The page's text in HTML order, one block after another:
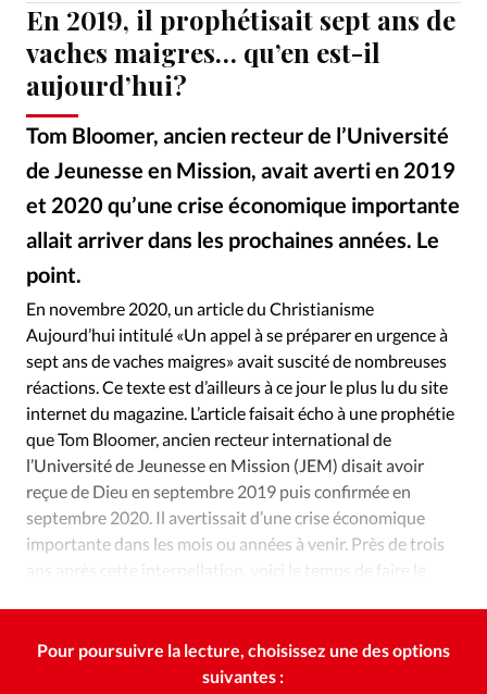
Tous les articles
Faire un don
Emploi
Se connecter
Édition: Internationale
Devise:
RUBRIQUES
Tous les articles
Actualité internationale
Chronique
Dossier
Eglises Foi Génération réveil
Monde
Opinions
Publireportage
Relations Aujourd'hui
Société
Tour du monde des Eglises
Trait d'Ixène
Vécu
Vie Intérieure
En 2019, il prophétisait sept ans de
vaches maigres… qu’en est-il
aujourd’hui?
Tom Bloomer, ancien recteur de l’Université
de Jeunesse en Mission, avait averti en 2019
et 2020 qu’une crise économique importante
allait arriver dans les prochaines années. Le
point.
En novembre 2020, un article du Christianisme
Aujourd’hui intitulé «Un appel à se préparer en urgence à
sept ans de vaches maigres» avait suscité de nombreuses
réactions. Ce texte est d’ailleurs à ce jour le plus lu du site
internet du magazine. L’article faisait écho à une prophétie
que Tom Bloomer, ancien recteur international de
l’Université de Jeunesse en Mission (JEM) disait avoir
reçue de Dieu en septembre 2019 puis confirmée en
septembre 2020. Il avertissait d’une crise économique
importante dans les mois ou années à venir. Près de trois
ans après cette interpellation, voici le temps de faire le
Pour poursuivre la lecture, choisissez une des options
suivantes :